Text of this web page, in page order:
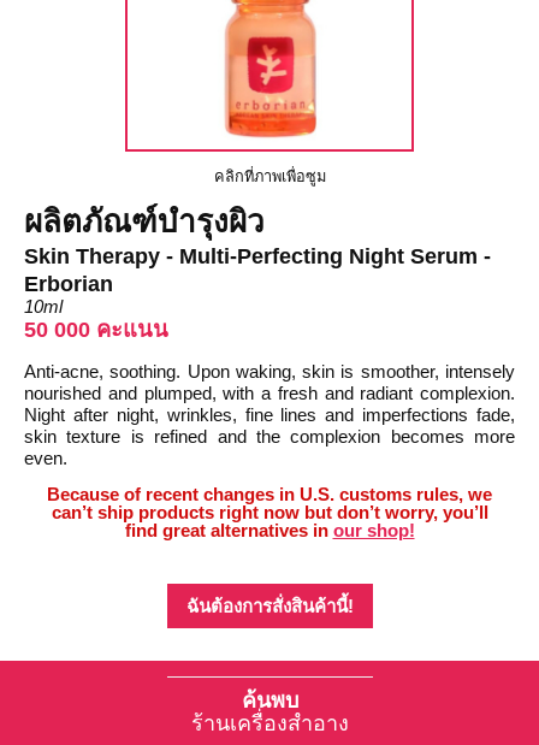
คลิกที่ภาพเพื่อซูม
ผลิตภัณฑ์บำรุงผิว
Skin Therapy - Multi-Perfecting Night Serum -
Erborian
10ml
50 000 คะแนน
Anti-acne, soothing. Upon waking, skin is smoother, intensely
nourished and plumped, with a fresh and radiant complexion.
Night after night, wrinkles, fine lines and imperfections fade,
skin texture is refined and the complexion becomes more
even.
Because of recent changes in U.S. customs rules, we
can’t ship products right now but don’t worry, you’ll
find great alternatives in our shop!
ฉันต้องการสั่งสินค้านี้!
ค้นพบ
ร้านเครื่องสำอาง